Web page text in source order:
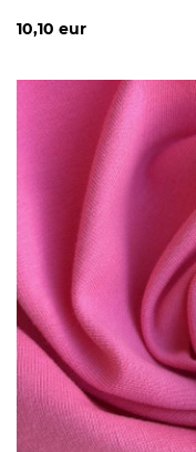
10,10 eur